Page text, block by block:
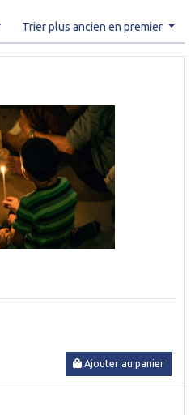
Trier plus ancien en premier
Ajouter au panier